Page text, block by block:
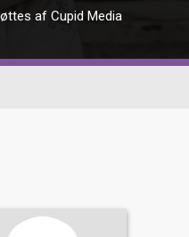
af Cupid Media